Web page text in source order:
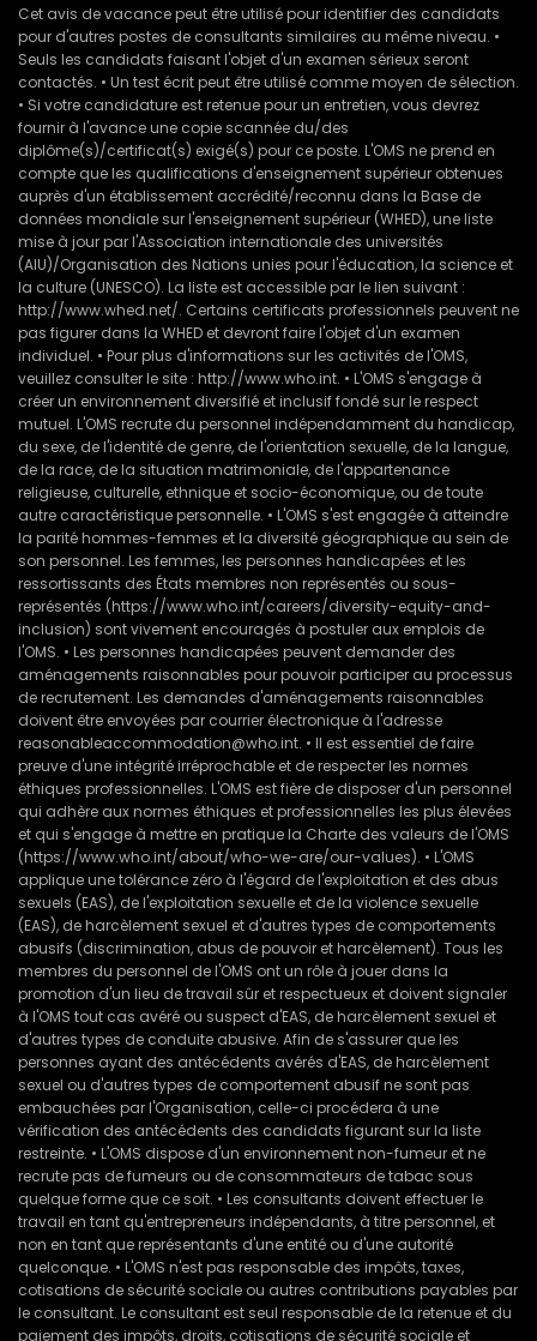
Cet avis de vacance peut être utilisé pour identifier des candidats
pour d'autres postes de consultants similaires au même niveau. •
Seuls les candidats faisant l'objet d'un examen sérieux seront
contactés. • Un test écrit peut être utilisé comme moyen de sélection.
• Si votre candidature est retenue pour un entretien, vous devrez
fournir à l'avance une copie scannée du/des
diplôme(s)/certificat(s) exigé(s) pour ce poste. L'OMS ne prend en
compte que les qualifications d'enseignement supérieur obtenues
auprès d'un établissement accrédité/reconnu dans la Base de
données mondiale sur l'enseignement supérieur (WHED), une liste
mise à jour par l'Association internationale des universités
(AIU)/Organisation des Nations unies pour l'éducation, la science et
la culture (UNESCO). La liste est accessible par le lien suivant :
http://www.whed.net/. Certains certificats professionnels peuvent ne
pas figurer dans la WHED et devront faire l'objet d'un examen
individuel. • Pour plus d'informations sur les activités de l'OMS,
veuillez consulter le site : http://www.who.int. • L'OMS s'engage à
créer un environnement diversifié et inclusif fondé sur le respect
mutuel. L'OMS recrute du personnel indépendamment du handicap,
du sexe, de l'identité de genre, de l'orientation sexuelle, de la langue,
de la race, de la situation matrimoniale, de l'appartenance
religieuse, culturelle, ethnique et socio-économique, ou de toute
autre caractéristique personnelle. • L'OMS s'est engagée à atteindre
la parité hommes-femmes et la diversité géographique au sein de
son personnel. Les femmes, les personnes handicapées et les
ressortissants des États membres non représentés ou sous-
représentés (https://www.who.int/careers/diversity-equity-and-
inclusion) sont vivement encouragés à postuler aux emplois de
l'OMS. • Les personnes handicapées peuvent demander des
aménagements raisonnables pour pouvoir participer au processus
de recrutement. Les demandes d'aménagements raisonnables
doivent être envoyées par courrier électronique à l'adresse
reasonableaccommodation@who.int. • Il est essentiel de faire
preuve d'une intégrité irréprochable et de respecter les normes
éthiques professionnelles. L'OMS est fière de disposer d'un personnel
qui adhère aux normes éthiques et professionnelles les plus élevées
et qui s'engage à mettre en pratique la Charte des valeurs de l'OMS
(https://www.who.int/about/who-we-are/our-values). • L'OMS
applique une tolérance zéro à l'égard de l'exploitation et des abus
sexuels (EAS), de l'exploitation sexuelle et de la violence sexuelle
(EAS), de harcèlement sexuel et d'autres types de comportements
abusifs (discrimination, abus de pouvoir et harcèlement). Tous les
membres du personnel de l'OMS ont un rôle à jouer dans la
promotion d'un lieu de travail sûr et respectueux et doivent signaler
à l'OMS tout cas avéré ou suspect d'EAS, de harcèlement sexuel et
d'autres types de conduite abusive. Afin de s'assurer que les
personnes ayant des antécédents avérés d'EAS, de harcèlement
sexuel ou d'autres types de comportement abusif ne sont pas
embauchées par l'Organisation, celle-ci procédera à une
vérification des antécédents des candidats figurant sur la liste
restreinte. • L'OMS dispose d'un environnement non-fumeur et ne
recrute pas de fumeurs ou de consommateurs de tabac sous
quelque forme que ce soit. • Les consultants doivent effectuer le
travail en tant qu'entrepreneurs indépendants, à titre personnel, et
non en tant que représentants d'une entité ou d'une autorité
quelconque. • L'OMS n'est pas responsable des impôts, taxes,
cotisations de sécurité sociale ou autres contributions payables par
le consultant. Le consultant est seul responsable de la retenue et du
paiement des impôts, droits, cotisations de sécurité sociale et